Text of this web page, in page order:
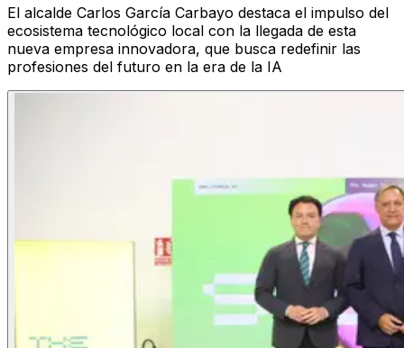
El alcalde Carlos García Carbayo destaca el impulso del
ecosistema tecnológico local con la llegada de esta
nueva empresa innovadora, que busca redefinir las
profesiones del futuro en la era de la IA